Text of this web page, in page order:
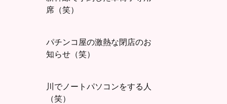
席（笑）
パチンコ屋の激熱な閉店のお
知らせ（笑）
川でノートパソコンをする人
（笑）